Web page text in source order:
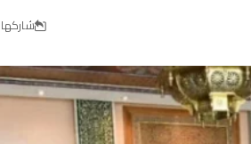
شاركها